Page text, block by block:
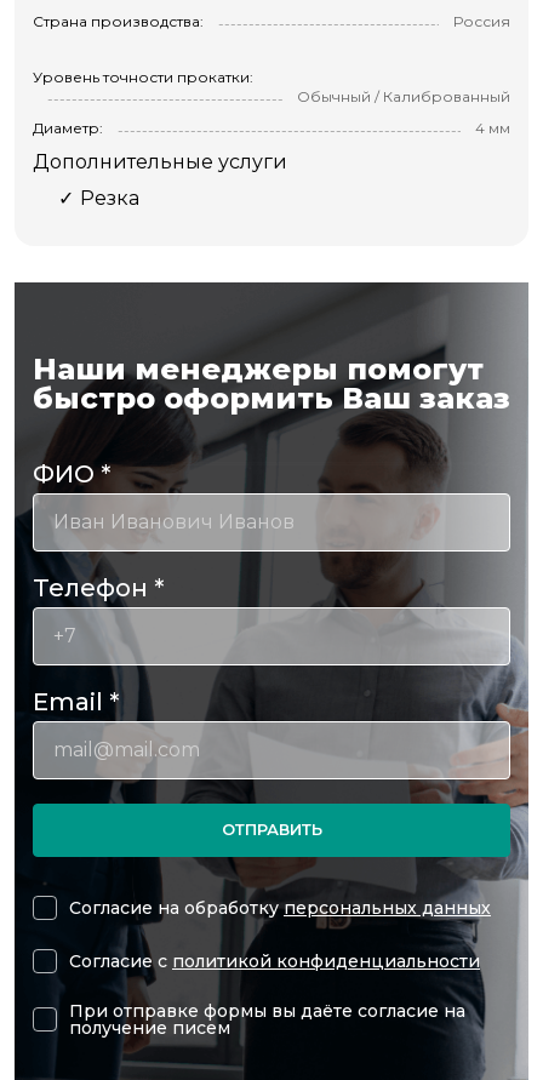
Страна производства:
Россия
Уровень точности прокатки:
Обычный / Калиброванный
Диаметр:
4 мм
Дополнительные услуги
Резка
Наши менеджеры помогут
быстро оформить Ваш заказ
ФИО*
Телефон *
Email *
ОТПРАВИТЬ
Согласие на обработкуперсональных данных
Согласие с политикой конфиденциальности
При отправке формы вы даёте согласие на
получение писем